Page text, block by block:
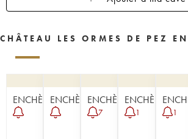
CHÂTEAU LES ORMES DE PEZ
ENCHÈREENCHÈREENCHÈRE
7
ENCHÈRE
1 1